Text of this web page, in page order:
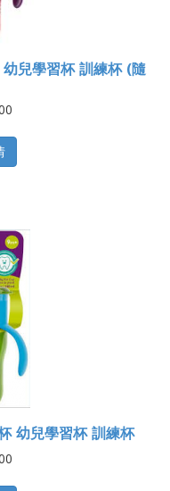
兒學習杯 訓練杯 (隨
幼兒學習杯 訓練杯